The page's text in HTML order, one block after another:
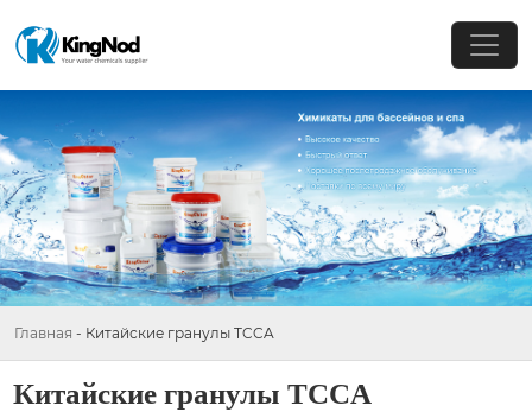
Главная - Китайские гранулы TCCA
Китайские гранулы TCCA